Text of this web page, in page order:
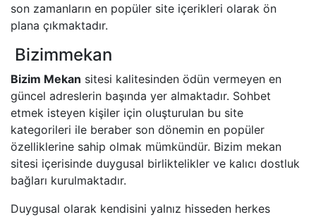
son zamanların en popüler site içerikleri olarak ön
plana çıkmaktadır.
Bizimmekan
Bizim Mekan sitesi kalitesinden ödün vermeyen en
güncel adreslerin başında yer almaktadır. Sohbet
etmek isteyen kişiler için oluşturulan bu site
kategorileri ile beraber son dönemin en popüler
özelliklerine sahip olmak mümkündür. Bizim mekan
sitesi içerisinde duygusal birliktelikler ve kalıcı dostluk
bağları kurulmaktadır.
Duygusal olarak kendisini yalnız hisseden herkes